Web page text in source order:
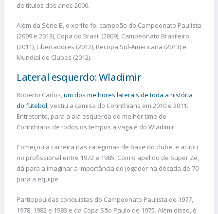
de títulos dos anos 2000.
Além da Série B, o xerife foi campeão do Campeonato Paulista
(2009 e 2013), Copa do Brasil (2009), Campeonato Brasileiro
(2011), Libertadores (2012), Recopa Sul-Americana (2013) e
Mundial de Clubes (2012).
Lateral esquerdo: Wladimir
Roberto Carlos,um dos melhores laterais de toda a história
do futebol, vestiu a camisa do Corinthians em 2010 e 2011.
Entretanto, para a ala esquerda do melhor time do
Corinthians de todos os tempos a vaga é do Wladimir.
Começou a carreira nas categorias de base do clube, e atuou
no profissional entre 1972 e 1985. Com o apelido de Super Zé,
dá para a imaginar a importância do jogador na década de 70
para a equipe.
Participou das conquistas do Campeonato Paulista de 1977,
1978, 1982 e 1983 e da Copa São Paulo de 1975. Além disso, é